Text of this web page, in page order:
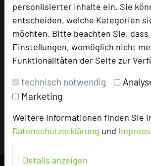
personlisierter Inhalte ein. Sie
entscheiden, welche Kategorien
möchten. Bitte beachten Sie,
Einstellungen, womöglich nicht
Funktionalitäten der Seite zur
technisch notwendig
Marketing
Weitere Informationen finden Sie
Datenschutzerklärung und
Details anzeigen
vergangenen 30 Tagen auf diesem
Nutzungsrechte für dieses Portal